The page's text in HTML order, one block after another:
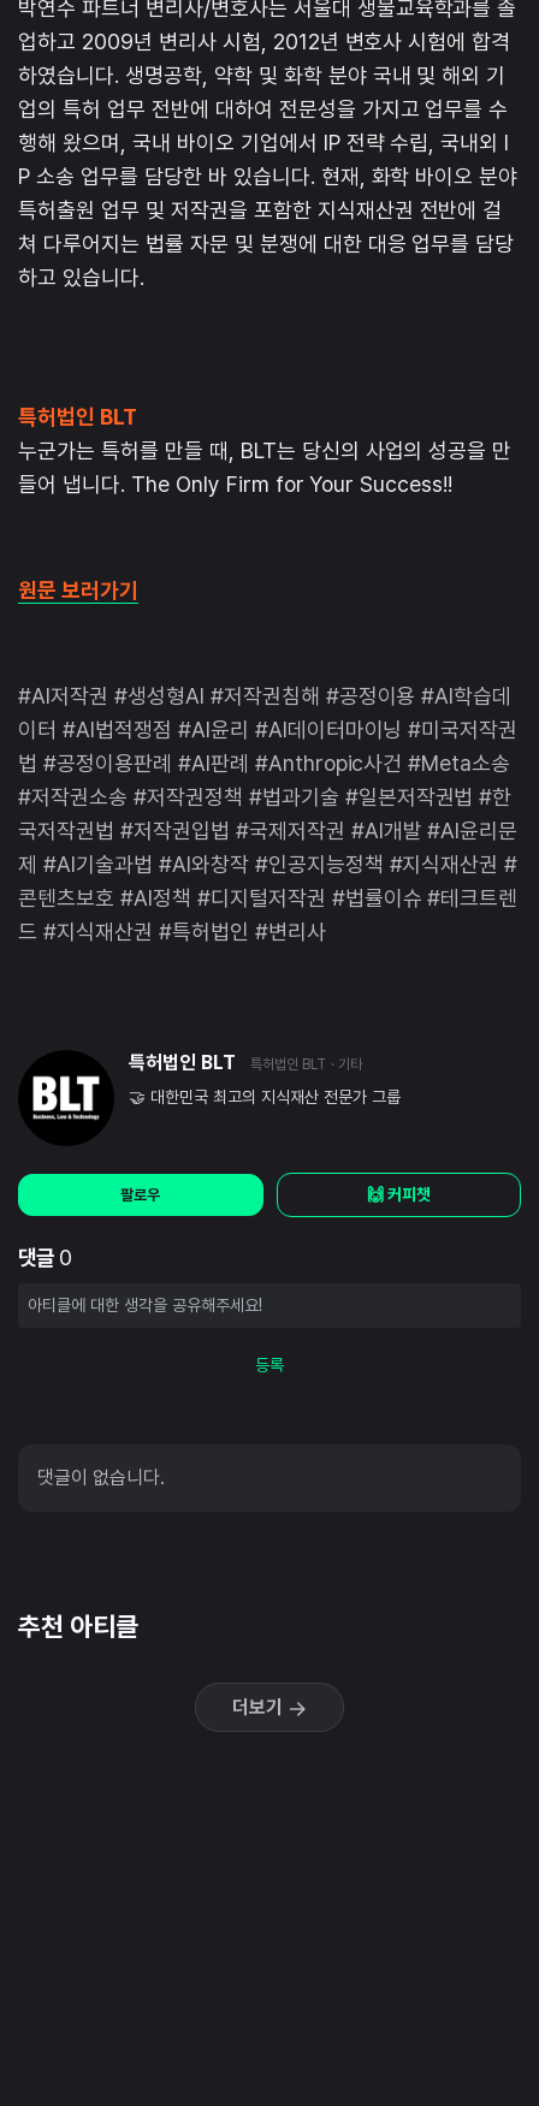
박연수 파트너 변리사/변호사는 서울대 생물교육학과를 졸
업하고 2009년 변리사 시험, 2012년 변호사 시험에 합격
하였습니다. 생명공학, 약학 및 화학 분야 국내 및 해외 기
업의 특허 업무 전반에 대하여 전문성을 가지고 업무를 수
행해 왔으며, 국내 바이오 기업에서 IP 전략 수립, 국내외 I
P 소송 업무를 담당한 바 있습니다. 현재, 화학 바이오 분야
특허출원 업무 및 저작권을 포함한 지식재산권 전반에 걸
쳐 다루어지는 법률 자문 및 분쟁에 대한 대응 업무를 담당
하고 있습니다.
특허법인 BLT
누군가는 특허를 만들 때, BLT는 당신의 사업의 성공을 만
들어 냅니다. The Only Firm for Your Success!!
원문 보러가기
#AI저작권 #생성형AI #저작권침해 #공정이용 #AI학습데
이터 #AI법적쟁점 #AI윤리 #AI데이터마이닝 #미국저작권
법 #공정이용판례 #AI판례 #Anthropic사건 #Meta소송
#저작권소송 #저작권정책 #법과기술 #일본저작권법 #한
국저작권법 #저작권입법 #국제저작권 #AI개발 #AI윤리문
제 #AI기술과법 #AI와창작 #인공지능정책 #지식재산권 #
콘텐츠보호 #AI정책 #디지털저작권 #법률이슈 #테크트렌
드 #지식재산권 #특허법인 #변리사
특허법인 BLT 특허법인 BLT · 기타
🤝 대한민국 최고의 지식재산 전문가 그룹
팔로우 🙌 커피챗
댓글 0
등록
댓글이 없습니다.
추천 아티클
더보기